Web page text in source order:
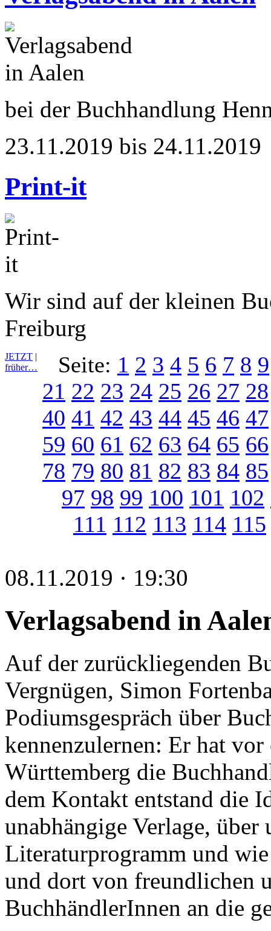
bei der Buchhandlung
23.11.2019 bis 24.11.2019
Print-it
Wir sind auf der kleinen
Freiburg
JETZT |
früher…
Seite: 1 2 3 4 5 6 7 8 9
21 22 23 24 25 26 27 28
40 41 42 43 44 45 46 47
59 60 61 62 63 64 65 66
78 79 80 81 82 83 84 85
97 98 99 100 101 102
111 112 113 114 115
08.11.2019 · 19:30
Verlagsabend in
Auf der zurückliegenden
Vergnügen, Simon
Podiumsgespräch über
kennenzulernen: Er hat
Württemberg die
dem Kontakt entstand die
unabhängige Verlage, über
Literaturprogramm und
und dort von freundlichen
BuchhändlerInnen an die